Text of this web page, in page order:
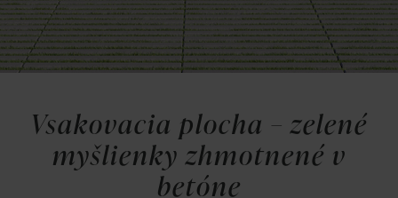
Vsakovacia plocha – zelené
myšlienky zhmotnené v
betóne